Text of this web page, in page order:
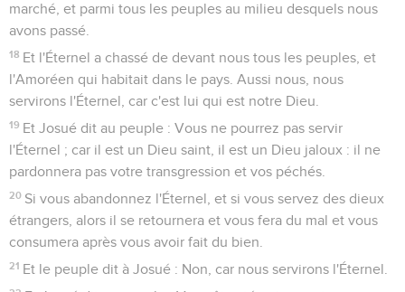
marché, et parmi tous les peuples au milieu desquels nous
avons passé.
18 Et l'Éternel a chassé de devant nous tous les peuples, et
l'Amoréen qui habitait dans le pays. Aussi nous, nous
servirons l'Éternel, car c'est lui qui est notre Dieu.
19 Et Josué dit au peuple : Vous ne pourrez pas servir
l'Éternel ; car il est un Dieu saint, il est un Dieu jaloux : il ne
pardonnera pas votre transgression et vos péchés.
20 Si vous abandonnez l'Éternel, et si vous servez des dieux
étrangers, alors il se retournera et vous fera du mal et vous
consumera après vous avoir fait du bien.
21 Et le peuple dit à Josué : Non, car nous servirons l'Éternel.